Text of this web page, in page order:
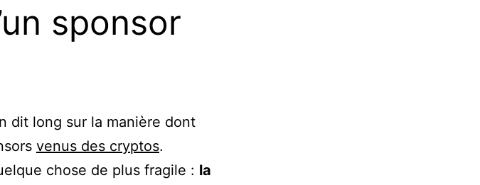
sponsor
dit long sur la manière dont
venus des cryptos.
chose de plus fragile : la